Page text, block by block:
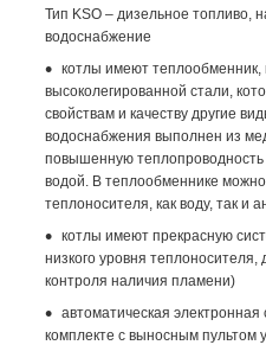
Тип KSO – дизельное топливо,
водоснабжение
котлы имеют
высоколегированной стали,
свойствам и качеству другие
водоснабжения выполнен из
повышенную теплопроводность
водой. В теплообменнике
теплоносителя, как воду, так и
котлы имеют прекрасную
низкого уровня теплоносителя,
контроля наличия пламени)
автоматическая
комплекте с выносным пультом